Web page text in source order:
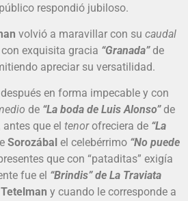
respondió jubiloso.
volvió a maravillar con su caudal
exquisita gracia “Granada”de
apreciar su versatilidad.
en forma impecable y con
de “La boda de Luis Alonso” de
antes que el tenorofreciera de “La
Sorozábal el celebérrimo “No puede
que con “pataditas” exigía
fue el “Brindis” de La Traviata
Tetelman y cuando le corresponde a